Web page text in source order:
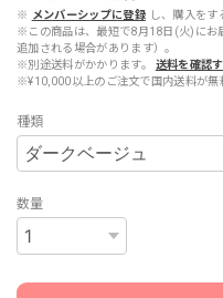
※ メンバーシップに登録 し、購入をす
※この商品は、最短で8月18日(火)にお
追加される場合があります）。
※別途送料がかかります。
送料を確認
※¥10,000以上のご注文で国内送料が無
種類
数量